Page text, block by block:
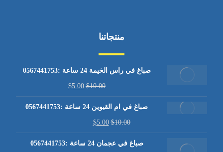
منتجاتنا
صباغ في راس الخيمة 24 ساعة :0567441753
$10.00
$5.00
صباغ في ام القيوين 24 ساعة :0567441753
$10.00
$5.00
صباغ في عجمان 24 ساعة :0567441753